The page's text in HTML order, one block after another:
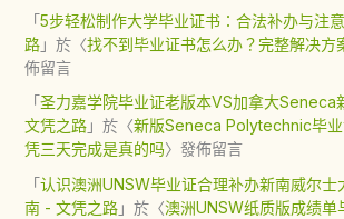
「5步轻松制作大学毕业证书：合法补办与注
路」於〈找不到毕业证书怎么办？完整解决方
佈留言
「圣力嘉学院毕业证老版本VS加拿大Seneca
文凭之路」於〈新版Seneca Polytechnic毕
凭三天完成是真的吗〉發佈留言
「认识澳洲UNSW毕业证合理补办新南威尔士
南 - 文凭之路」於〈澳洲UNSW纸质版成绩单